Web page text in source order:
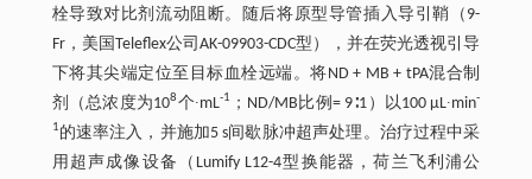
栓导致对比剂流动阻断。随后将原型导管插入导引鞘（9-
Fr，美国Teleflex公司AK-09903-CDC型），并在荧光透视引导
下将其尖端定位至目标血栓远端。将ND + MB + tPA混合制
剂（总浓度为108个∙mL-1 ；ND/MB比例= 9∶1）以100 μL∙min-
1的速率注入，并施加5 s间歇脉冲超声处理。治疗过程中采
用超声成像设备（Lumify L12-4型换能器，荷兰飞利浦公